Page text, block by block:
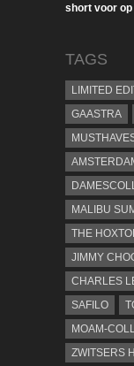
short voor
TAGS
LIMITED
GAASTRA
MALIBU
THE
JIMMY
CHARLES
SAFILO
MOAM-
ZWITSERS